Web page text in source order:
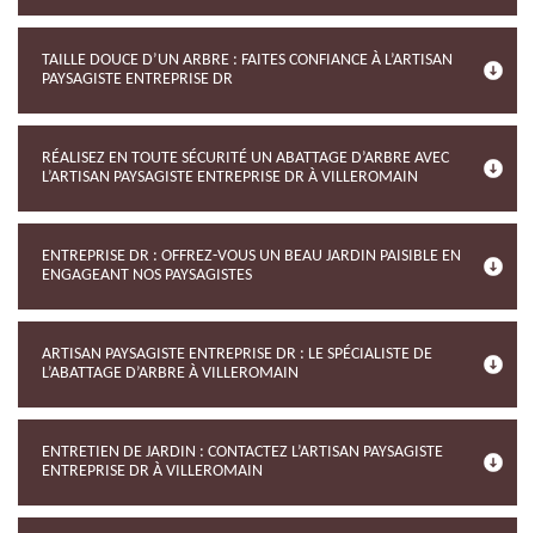
TAILLE DOUCE D’UN ARBRE : FAITES CONFIANCE À L’ARTISAN
PAYSAGISTE ENTREPRISE DR
RÉALISEZ EN TOUTE SÉCURITÉ UN ABATTAGE D’ARBRE AVEC
L’ARTISAN PAYSAGISTE ENTREPRISE DR À VILLEROMAIN
ENTREPRISE DR : OFFREZ-VOUS UN BEAU JARDIN PAISIBLE EN
ENGAGEANT NOS PAYSAGISTES
ARTISAN PAYSAGISTE ENTREPRISE DR : LE SPÉCIALISTE DE
L’ABATTAGE D’ARBRE À VILLEROMAIN
ENTRETIEN DE JARDIN : CONTACTEZ L’ARTISAN PAYSAGISTE
ENTREPRISE DR À VILLEROMAIN